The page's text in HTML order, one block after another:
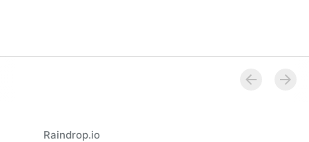
Raindrop.io